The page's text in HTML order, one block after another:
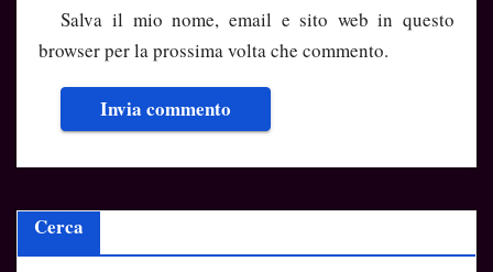
Salva il mio nome, email e sito web in questo
browser per la prossima volta che commento.
Cerca